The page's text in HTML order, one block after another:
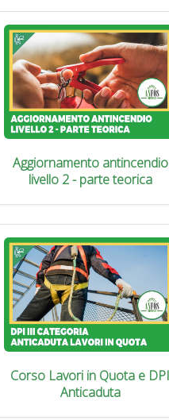
Aggiornamento antincendio
livello 2 - parte teorica
Corso Lavori in Quota e
Anticaduta